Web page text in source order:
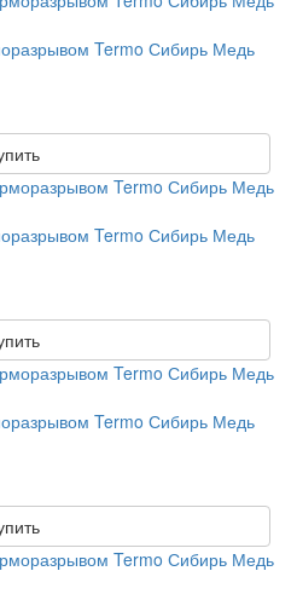
Termo Сибирь Медь
Termo Сибирь Медь
Termo Сибирь Медь